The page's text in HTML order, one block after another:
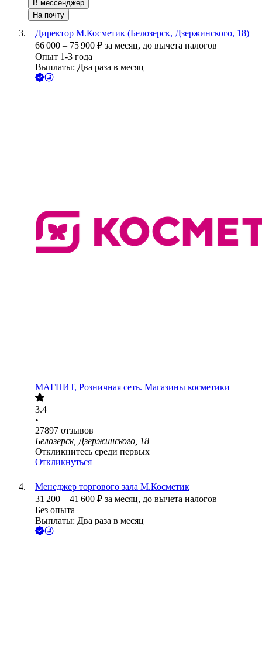
В мессенджер
На почту
Директор М.Косметик (Белозерск, Дзержинского, 18)
66 000 – 75 900 ₽ за месяц, до вычета налогов
Опыт 1-3 года
Выплаты: Два раза в месяц
МАГНИТ, Розничная сеть. Магазины косметики
3.4
•
27897 отзывов
Белозерск, Дзержинского, 18
Откликнитесь среди первых
Откликнуться
Менеджер торгового зала М.Косметик
31 200 – 41 600 ₽ за месяц, до вычета налогов
Без опыта
Выплаты: Два раза в месяц